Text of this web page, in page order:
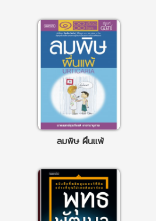
ลมพิษ ผื่นแพ้